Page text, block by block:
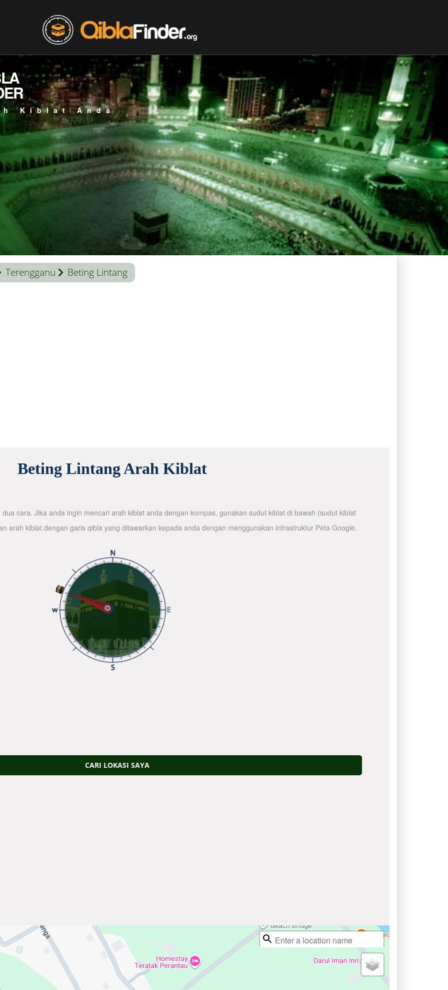
Kiblat Anda
Terengganu Beting Lintang
Beting Lintang Arah Kiblat
cara. Jika anda ingin mencari arah kiblat anda dengan kompas, gunakan sudut kiblat di bawah (sudut kiblat
arah kiblat dengan garis qibla yang ditawarkan kepada anda dengan menggunakan infrastruktur Peta Google.
CARI LOKASI SAYA